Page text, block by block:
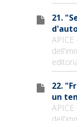
21.
22.
un